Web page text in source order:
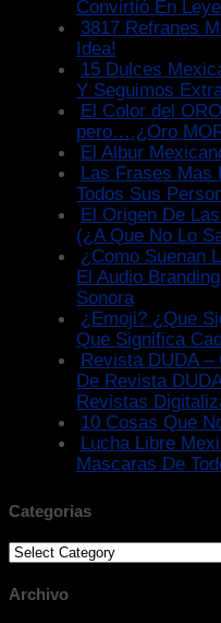
Convirtió En
3817 Refranes
Idea!
15 Dulces
Y Seguimos
El Color del
pero….¿Oro
El Albur
Las Frases Mas
Todos Sus
El Origen De
(¿A Que No Lo
¿Como Suenan
El Audio
Sonora
¿Emoji? ¿Que
Que Significa
Revista DUDA –
De Revista
Revistas
10 Cosas Que
Lucha Libre
Mascaras De
Categorias
Categorias
Archivo